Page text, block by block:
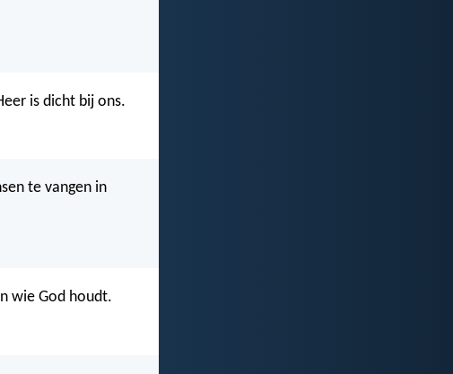
is dicht bij ons.
te vangen in
wie God houdt.